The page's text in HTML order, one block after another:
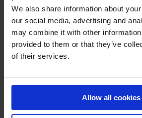
We also share information about
our social media, advertising and
may combine it with other information
provided to them or that they’ve
of their services.
Allow all cookies